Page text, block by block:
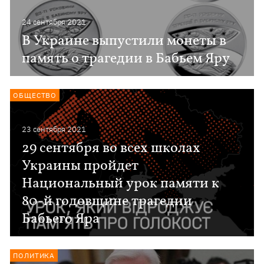
24 сентября 2021
В Украине выпустили монеты в
память о трагедии в Бабьем Яру
23 сентября 2021
29 сентября во всех школах
Украины пройдет
Национальный урок памяти к
80-й годовщине трагедии
Бабьего Яра
ОБЩЕСТВО
ПОЛИТИКА